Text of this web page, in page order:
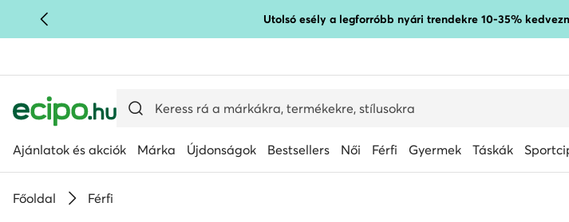
UGRÁS A FŐ TARTALOMRA Utolsó esély a legforróbb nyári trendekre 10-35%
Ajánlatok és akciók Márka Újdonságok Bestsellers Női Férfi Gyermek Táskák
Főoldal Férfi